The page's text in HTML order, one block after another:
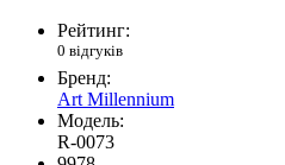
Рейтинг:
0 відгуків
Бренд:
Art Millennium
Модель:
R-0073